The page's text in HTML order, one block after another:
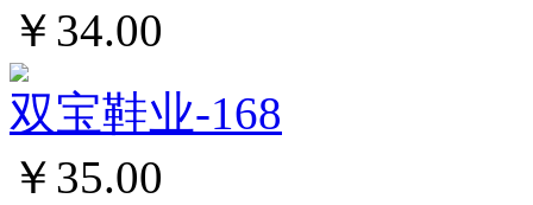
￥34.00
双宝鞋业-168
￥35.00